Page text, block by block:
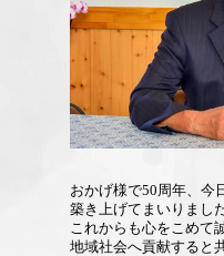
おかげ様で50周年、 今
築き上げて まいりまし
これからも心をこめて
地域社会へ貢献すると